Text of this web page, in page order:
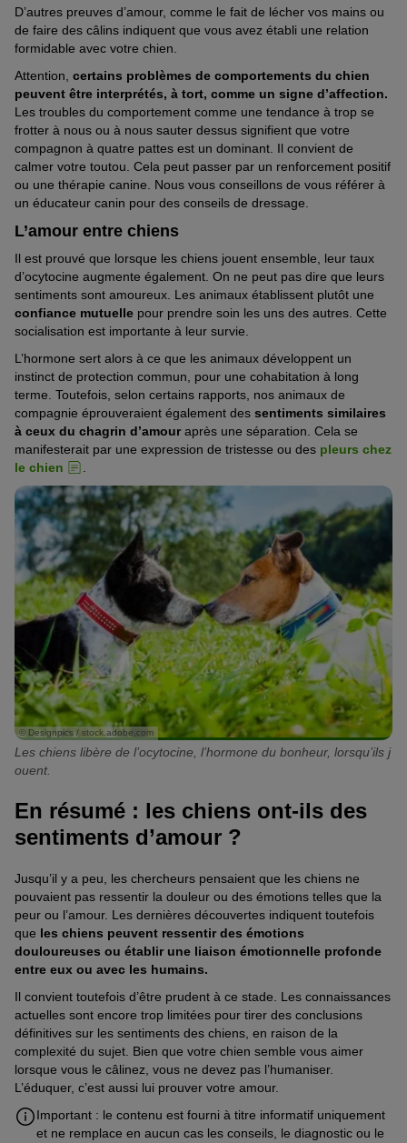
© iwavephoto / stock.adobe.com
Pour les chiens, le regard du chiot s’apprend en vivant avec des
humains.
D’autres preuves d’amour, comme le fait de lécher vos mains ou
de faire des câlins indiquent que vous avez établi une relation
formidable avec votre chien.
Attention, certains problèmes de comportements du chien
peuvent être interprétés, à tort, comme un signe d’affection.
Les troubles du comportement comme une tendance à trop se
frotter à nous ou à nous sauter dessus signifient que votre
compagnon à quatre pattes est un dominant. Il convient de
calmer votre toutou. Cela peut passer par un renforcement positif
ou une thérapie canine. Nous vous conseillons de vous référer à
un éducateur canin pour des conseils de dressage.
L’amour entre chiens
Il est prouvé que lorsque les chiens jouent ensemble, leur taux
d’ocytocine augmente également. On ne peut pas dire que leurs
sentiments sont amoureux. Les animaux établissent plutôt une
confiance mutuelle pour prendre soin les uns des autres. Cette
socialisation est importante à leur survie.
L’hormone sert alors à ce que les animaux développent un
instinct de protection commun, pour une cohabitation à long
terme. Toutefois, selon certains rapports, nos animaux de
compagnie éprouveraient également des sentiments similaires
à ceux du chagrin d’amouraprès une séparation. Cela se
manifesterait par une expression de tristesse ou des pleurs chez
le chien
© Designpics / stock.adobe.com
Les chiens libère de l’ocytocine, l’hormone du bonheur, lorsqu’ils j
ouent.
En résumé : les chiens ont-ils des
sentiments d’amour ?
Jusqu’il y a peu, les chercheurs pensaient que les chiens ne
pouvaient pas ressentir la douleur ou des émotions telles que la
peur ou l’amour. Les dernières découvertes indiquent toutefois
que les chiens peuvent ressentir des émotions
douloureuses ou établir une liaison émotionnelle profonde
entre eux ou avec les humains.
Il convient toutefois d’être prudent à ce stade. Les connaissances
actuelles sont encore trop limitées pour tirer des conclusions
définitives sur les sentiments des chiens, en raison de la
complexité du sujet. Bien que votre chien semble vous aimer
lorsque vous le câlinez, vous ne devez pas l’humaniser.
L’éduquer, c’est aussi lui prouver votre amour.
Important : le contenu est fourni à titre informatif uniquement
et ne remplace en aucun cas les conseils, le diagnostic ou le